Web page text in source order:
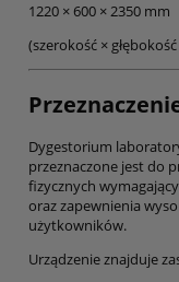
1220 × 600 × 2350 mm
(szerokość ×
Dygestorium
przeznaczone jest do
fizycznych
oraz zapewnienia
użytkowników.
Urządzenie znajduje